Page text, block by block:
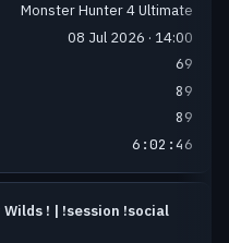
Monster Hunter 4 Ultimate
08 Jul 2026 · 14:00
69
89
89
6:02:46
! | !session !social